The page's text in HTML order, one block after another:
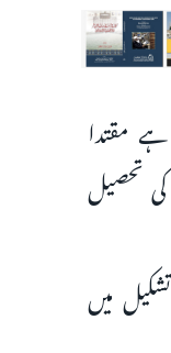
مقتدا
تحصیل
میں